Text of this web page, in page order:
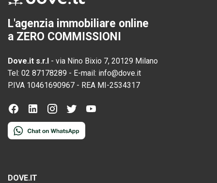
L'agenzia immobiliare online
a ZERO COMMISSIONI
Dove.it s.r.l - via Nino Bixio 7, 20129 Milano
Tel: 02 87178289 - E-mail: info@dove.it
P.IVA 10461690967 - REA MI-2534317
DOVE.IT